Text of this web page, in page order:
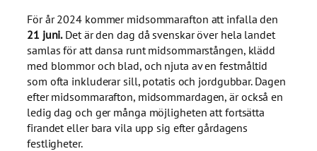
För år 2024 kommer midsommarafton att infalla den
21 juni.Det är den dag då svenskar över hela landet
samlas för att dansa runt midsommarstången, klädd
med blommor och blad, och njuta av en festmåltid
som ofta inkluderar sill, potatis och jordgubbar. Dagen
efter midsommarafton, midsommardagen, är också en
ledig dag och ger många möjligheten att fortsätta
firandet eller bara vila upp sig efter gårdagens
festligheter.